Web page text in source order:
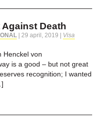
Death
| 29 april, 2019 | Visa
Henckel von
is a good – but not great
recognition; I wanted